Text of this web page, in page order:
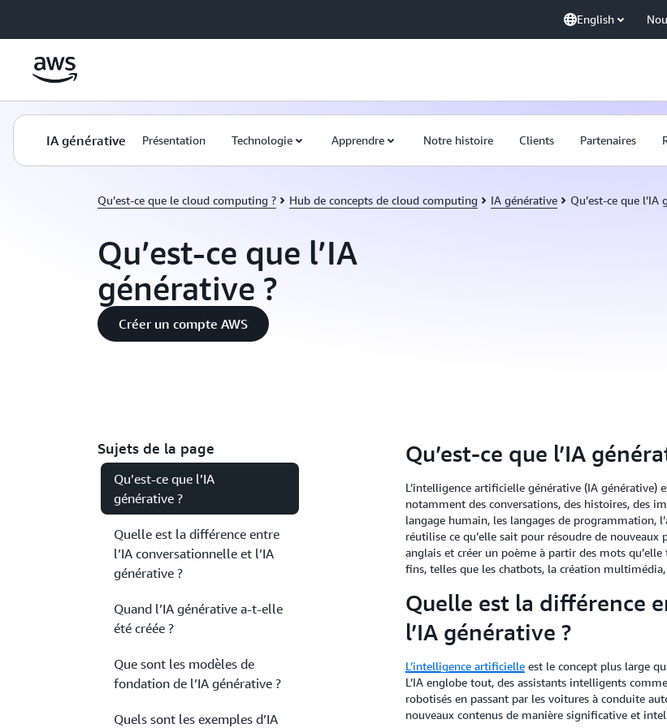
English
IA générative Présentation Technologie Apprendre Notre histoire Clients Partenaires
Qu’est-ce que le cloud computing ? Hub de concepts de cloud computing IA générative Qu’est-ce que l’IA
Qu’est-ce que l’IA
générative ?
Créer un compte AWS
Sujets de la page
Qu’est-ce que l’IA
générative ?
Quelle est la différence entre
l’IA conversationnelle et l’IA
générative ?
Quand l’IA générative a-t-elle
été créée ?
Que sont les modèles de
fondation de l’IA générative ?
Quels sont les exemples d’IA
Qu’est-ce que l’IA
L’intelligence artificielle générative (IA générative)
notamment des conversations, des histoires, des
langage humain, les langages de programmation,
réutilise ce qu’elle sait pour résoudre de
anglais et créer un poème à partir des mots
fins, telles que les chatbots, la création
Quelle est la différence
l’IA générative ?
L’intelligence artificielleest le concept plus large
L’IA englobe tout, des assistants intelligents
robotisés en passant par les voitures à conduite
nouveaux contenus de manière significative et